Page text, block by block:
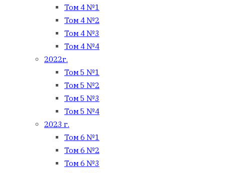
Том 4 №1
Том 4 №2
Том 4 №3
Том 4 №4
2022г.
Том 5 №1
Том 5 №2
Том 5 №3
Том 5 №4
2023 г.
Том 6 №1
Том 6 №2
Том 6 №3